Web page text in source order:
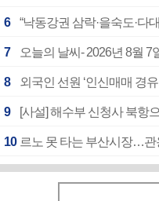
6 “낙동강권 삼락·을숙도·다
7 오늘의 날씨- 2026년 8월 7
8 외국인 선원 ‘인신매매 경
9 [사설] 해수부 신청사 북항
10 르노 못 타는 부산시장…관